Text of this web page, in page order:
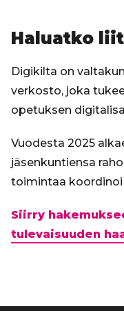
Haluatko
Digikilta on
verkosto, joka
opetuksen
Vuodesta 2025
jäsenkuntiensa
toimintaa koordinoi
Siirry
tulevaisuuden